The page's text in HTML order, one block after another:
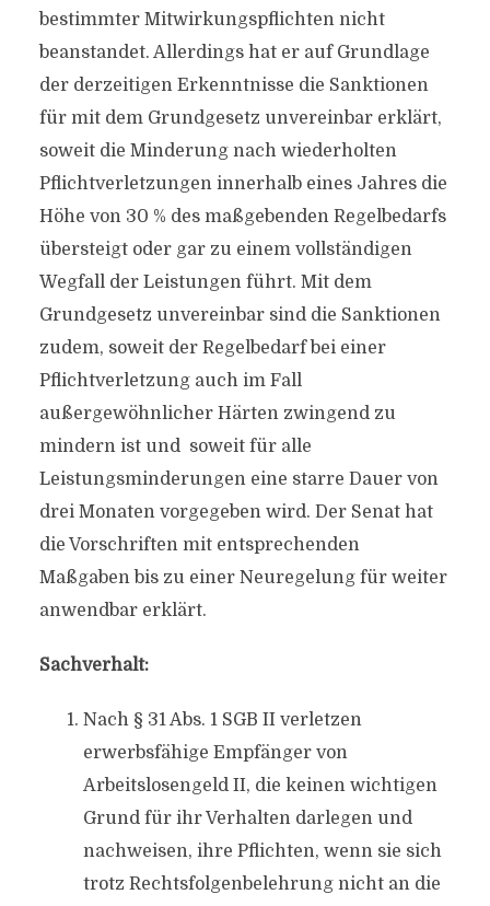
bestimmter Mitwirkungspflichten nicht
beanstandet. Allerdings hat er auf Grundlage
der derzeitigen Erkenntnisse die Sanktionen
für mit dem Grundgesetz unvereinbar erklärt,
soweit die Minderung nach wiederholten
Pflichtverletzungen innerhalb eines Jahres die
Höhe von 30 % des maßgebenden Regelbedarfs
übersteigt oder gar zu einem vollständigen
Wegfall der Leistungen führt. Mit dem
Grundgesetz unvereinbar sind die Sanktionen
zudem, soweit der Regelbedarf bei einer
Pflichtverletzung auch im Fall
außergewöhnlicher Härten zwingend zu
mindern ist und soweit für alle
Leistungsminderungen eine starre Dauer von
drei Monaten vorgegeben wird. Der Senat hat
die Vorschriften mit entsprechenden
Maßgaben bis zu einer Neuregelung für weiter
anwendbar erklärt.
Sachverhalt:
Nach § 31 Abs. 1 SGB II verletzen
erwerbsfähige Empfänger von
Arbeitslosengeld II, die keinen wichtigen
Grund für ihr Verhalten darlegen und
nachweisen, ihre Pflichten, wenn sie sich
trotz Rechtsfolgenbelehrung nicht an die